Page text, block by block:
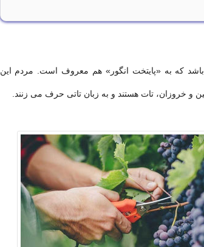
که به «پایتخت انگور» هم معروف است. مردم این
خروزان، تات هستند و به زبان تاتی حرف می زنند.